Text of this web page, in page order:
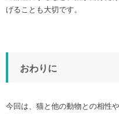
げることも大切です。
おわりに
今回は、猫と他の動物との相性